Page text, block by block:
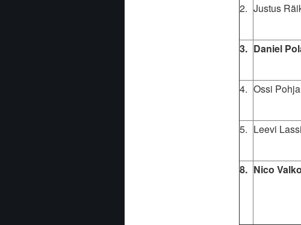
2. Justus
3. Daniel
4. Ossi
5. Leevi
8. Nico